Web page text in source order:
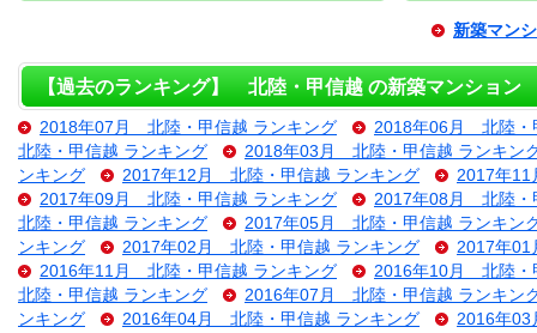
新築マン
【過去のランキング】 北陸・甲信越 の新築マンション
2018年07月 北陸・甲信越 ランキング
2018年06月 北陸・
北陸・甲信越 ランキング
2018年03月 北陸・甲信越 ランキン
ンキング
2017年12月 北陸・甲信越 ランキング
2017年
2017年09月 北陸・甲信越 ランキング
2017年08月 北陸・
北陸・甲信越 ランキング
2017年05月 北陸・甲信越 ランキン
ンキング
2017年02月 北陸・甲信越 ランキング
2017年
2016年11月 北陸・甲信越 ランキング
2016年10月 北陸・
北陸・甲信越 ランキング
2016年07月 北陸・甲信越 ランキン
ンキング
2016年04月 北陸・甲信越 ランキング
2016年